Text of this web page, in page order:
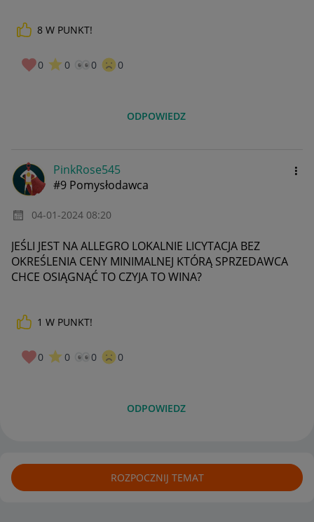
8 W PUNKT!
0 0 0 0
ODPOWIEDZ
PinkRose545
#9 Pomysłodawca
‎04-01-2024 08:20
JEŚLI JEST NA ALLEGRO LOKALNIE LICYTACJA BEZ
OKREŚLENIA CENY MINIMALNEJ KTÓRĄ SPRZEDAWCA
CHCE OSIĄGNĄĆ TO CZYJA TO WINA?
1 W PUNKT!
0 0 0 0
ODPOWIEDZ
ROZPOCZNIJ TEMAT